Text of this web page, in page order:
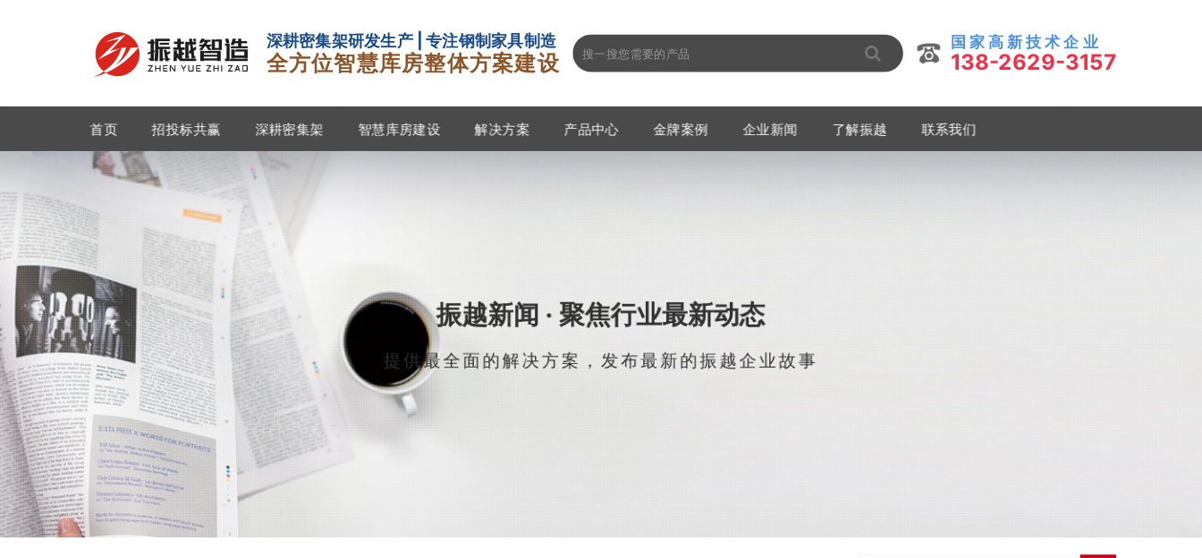
深耕密集架研发生产 |专注钢制家具制造
全方位智慧库房整体方案建设
国 家 高 新 技 术 企 业
138-2629-3157
首页 招投标共赢 深耕密集架 智慧库房建设 解决方案 产品中心 金牌案例 企业新闻 了解振越 联系我们
振越新闻 · 聚焦行业最新动态
提供最全面的解决方案，发布最新的振越企业故事